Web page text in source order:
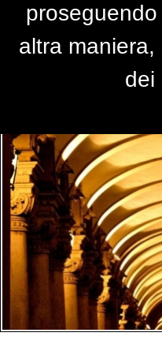
altra maniera,
dei